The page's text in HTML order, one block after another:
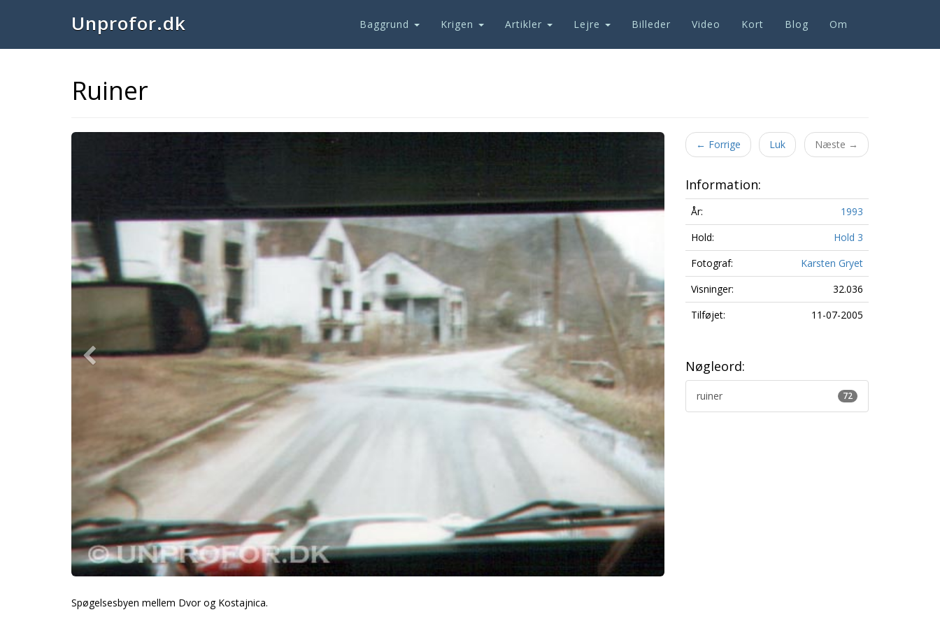
Unprofor.dk Baggrund Krigen Artikler Lejre Billeder Video Kort Blog Om
Ruiner
Previous
Spøgelsesbyen mellem Dvor og Kostajnica.
← Forrige Luk Næste →
Information:
År:
1993
Hold:
Hold 3
Fotograf:
Karsten Gryet
Visninger:
32.036
Tilføjet:
11-07-2005
Nøgleord:
72
ruiner